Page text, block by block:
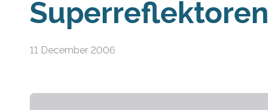
Superreflektoren
11 December 2006